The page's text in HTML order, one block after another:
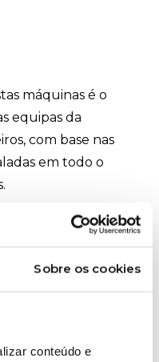
Sobre os cookies
conteúdo e
máquinas é o
equipas da
com base nas
em todo o
caracteriza-
e responde a
de triagem e